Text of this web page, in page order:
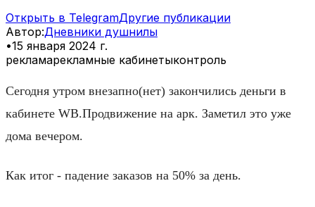
Открыть в TelegramДругие публикации
Автор:Дневники душнилы
•15 января 2024 г.
рекламарекламные кабинетыконтроль
Сегодня утром внезапно(нет) закончились деньги в
кабинете WB.Продвижение на арк. Заметил это уже
дома вечером.
Как итог - падение заказов на 50% за день.